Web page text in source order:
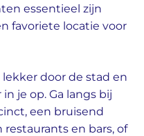
essentieel zijn
favoriete locatie voor
door de stad en
je op. Ga langs bij
een bruisend
en bars, of